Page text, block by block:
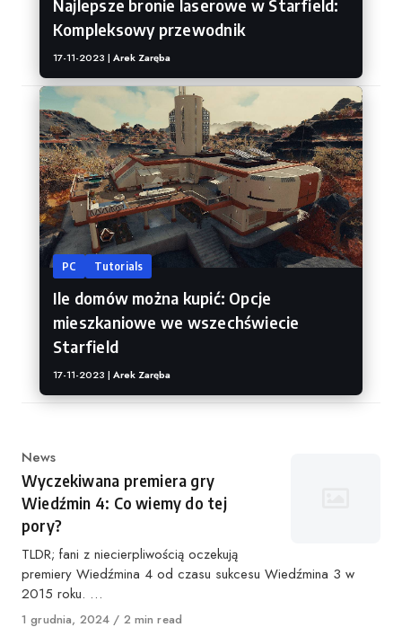
Najlepsze bronie laserowe w Starfield:
Kompleksowy przewodnik
17-11-2023 | Arek Zaręba
PC Tutorials
Ile domów można kupić: Opcje
mieszkaniowe we wszechświecie
Starfield
17-11-2023 | Arek Zaręba
Kategoria
News
Wyczekiwana premiera gry
Wiedźmin 4: Co wiemy do tej
pory?
TLDR; fani z niecierpliwością oczekują
premiery Wiedźmina 4 od czasu sukcesu Wiedźmina 3 w
2015 roku. …
Opublikowano
1 grudnia, 2024 2 min read